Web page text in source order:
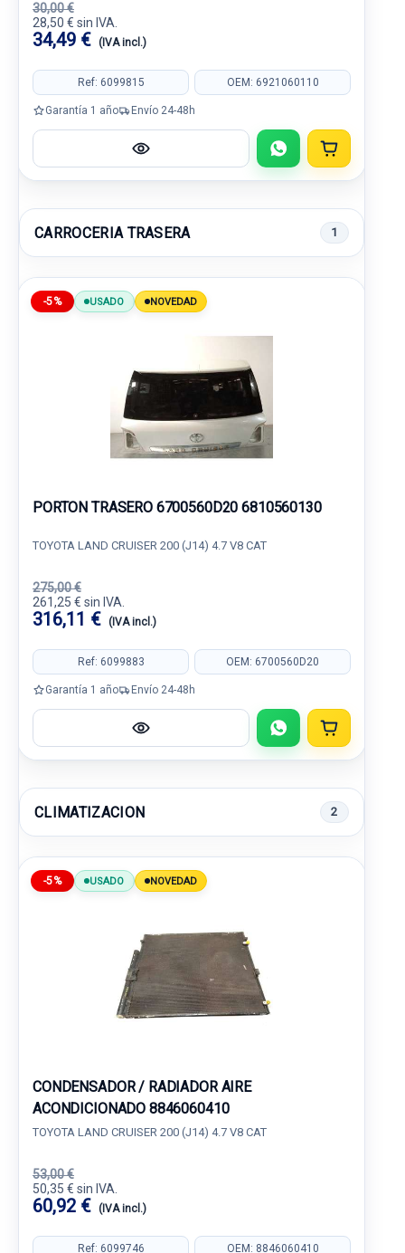
30,00 €
28,50 € sin IVA.
34,49 € (IVA incl.)
Ref: 6099815 OEM: 6921060110
Garantía 1 año Envío 24-48h
CARROCERIA TRASERA 1
-5% USADO NOVEDAD
PORTON TRASERO 6700560D20 6810560130
TOYOTA LAND CRUISER 200 (J14) 4.7 V8 CAT
275,00 €
261,25 € sin IVA.
316,11 € (IVA incl.)
Ref: 6099883 OEM: 6700560D20
Garantía 1 año Envío 24-48h
CLIMATIZACION 2
-5% USADO NOVEDAD
CONDENSADOR / RADIADOR AIRE
ACONDICIONADO 8846060410
TOYOTA LAND CRUISER 200 (J14) 4.7 V8 CAT
53,00 €
50,35 € sin IVA.
60,92 € (IVA incl.)
Ref: 6099746 OEM: 8846060410